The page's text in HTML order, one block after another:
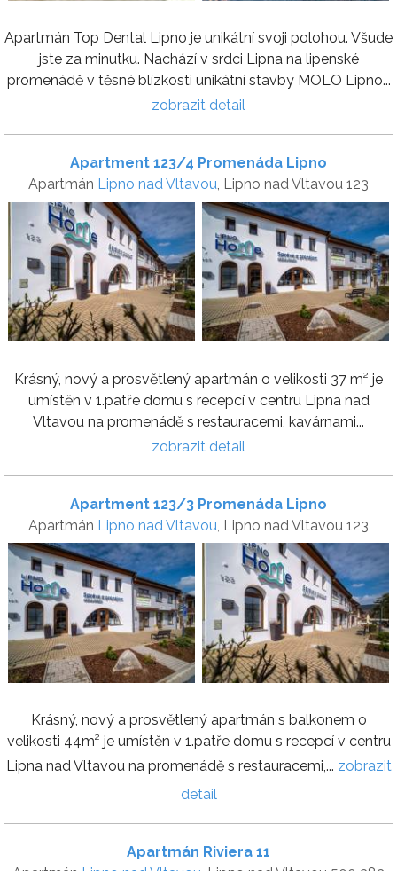
Apartmán Top Dental Lipno je unikátní svoji polohou. Všude
jste za minutku. Nachází v srdci Lipna na lipenské
promenádě v těsné blízkosti unikátní stavby MOLO Lipno...
zobrazit detail
Apartment 123/4 Promenáda Lipno
Apartmán Lipno nad Vltavou, Lipno nad Vltavou 123
Krásný, nový a prosvětlený apartmán o velikosti 37 m² je
umístěn v 1.patře domu s recepcí v centru Lipna nad
Vltavou na promenádě s restauracemi, kavárnami...
zobrazit detail
Apartment 123/3 Promenáda Lipno
Apartmán Lipno nad Vltavou , Lipno nad Vltavou 123
Krásný, nový a prosvětlený apartmán s balkonem o
velikosti 44m² je umístěn v 1.patře domu s recepcí v centru
Lipna nad Vltavou na promenádě s restauracemi,... zobrazit
detail
Apartmán Riviera 11